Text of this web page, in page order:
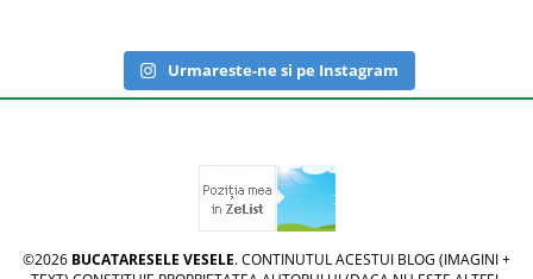
Urmareste-ne si pe Instagram
©2026 BUCATARESELE VESELE. CONTINUTUL ACESTUI BLOG (IMAGINI +